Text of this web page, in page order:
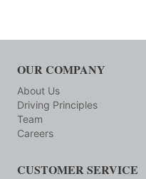
OUR COMPANY
About Us
Driving Principles
Team
Careers
CUSTOMER SERVICE